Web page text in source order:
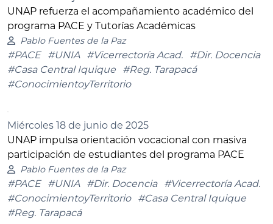
UNAP refuerza el acompañamiento académico del
programa PACE y Tutorías Académicas
Pablo Fuentes de la Paz
#PACE #UNIA #Vicerrectoría Acad.
#Dir. Docencia
#Casa Central Iquique
#Reg. Tarapacá
#ConocimientoyTerritorio
Miércoles 18 de junio de 2025
UNAP impulsa orientación vocacional con masiva
participación de estudiantes del programa PACE
Pablo Fuentes de la Paz
#PACE #UNIA #Dir. Docencia
#Vicerrectoría Acad.
#ConocimientoyTerritorio
#Casa Central Iquique
#Reg. Tarapacá